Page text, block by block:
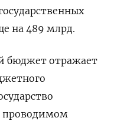
на 489 млрд.
бюджет отражает
проводимом